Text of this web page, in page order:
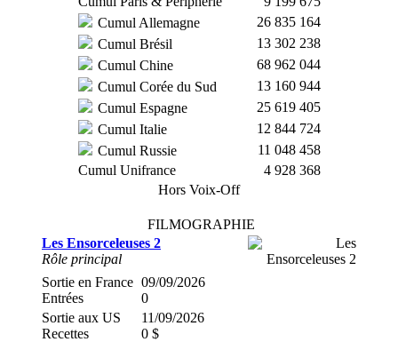
Cumul Allemagne
26 835 164
Cumul Brésil
13 302 238
Cumul Chine
68 962 044
Cumul Corée du Sud
13 160 944
Cumul Espagne
25 619 405
Cumul Italie
12 844 724
Cumul Russie
11 048 458
Cumul Unifrance
4 928 368
Hors Voix-Off
FILMOGRAPHIE
Les Ensorceleuses 2
Rôle principal
Sortie en France
Entrées
09/09/2026
0
Sortie aux US
Recettes
11/09/2026
0 $